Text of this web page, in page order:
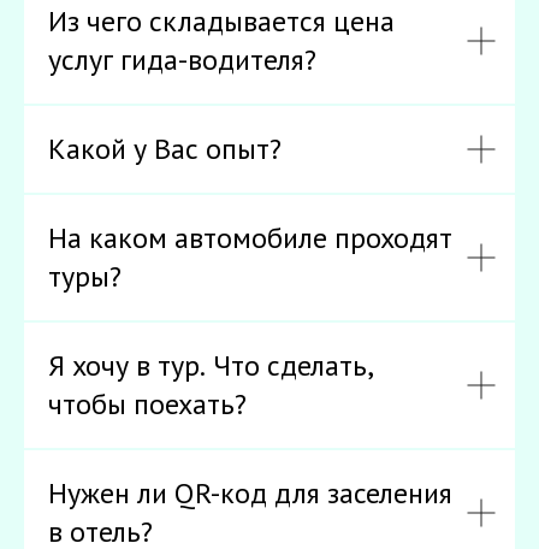
Из чего складывается цена
услуг гида-водителя?
Какой у Вас опыт?
На каком автомобиле проходят
туры?
Я хочу в тур. Что сделать,
чтобы поехать?
Нужен ли QR-код для заселения
в отель?